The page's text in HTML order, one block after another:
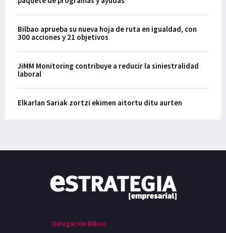
Bilbao aprueba su nueva hoja de ruta en igualdad, con
300 acciones y 21 objetivos
JiMM Monitoring contribuye a reducir la siniestralidad
laboral
Elkarlan Sariak zortzi ekimen aitortu ditu aurten
Delegación Bilbao